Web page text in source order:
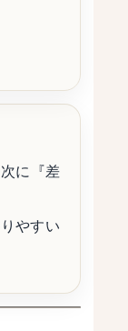
次に
『差
やすい